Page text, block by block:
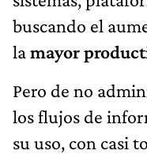
buscando el
lamayor
Pero de no
los flujos de
su uso, con casi